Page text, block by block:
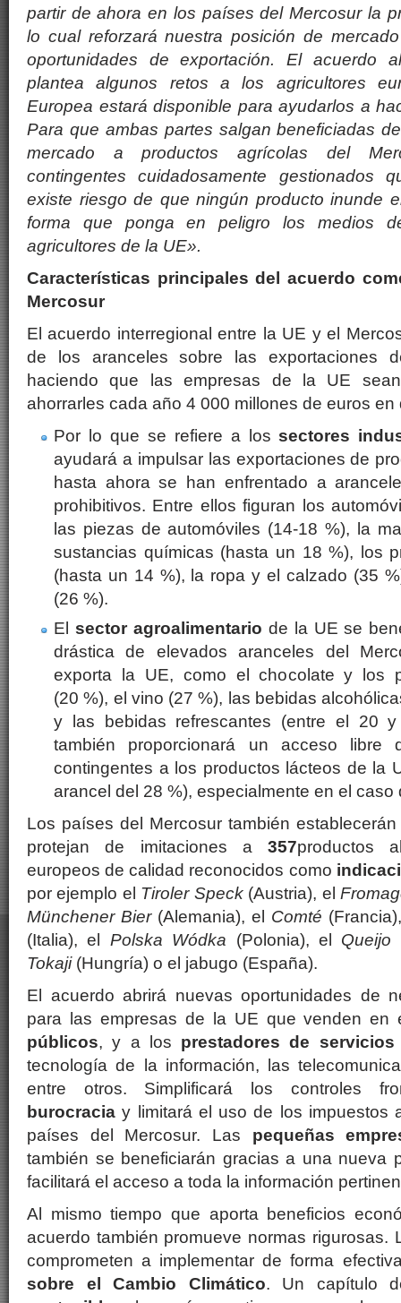
partir de ahora en los países del Mercosur la
lo cual reforzará nuestra posición de
oportunidades de exportación. El acuerdo
plantea algunos retos a los agricultores
Europea estará disponible para ayudarlos a
Para que ambas partes salgan beneficiadas
mercado a productos agrícolas del
contingentes cuidadosamente gestionados
existe riesgo de que ningún producto inunde
forma que ponga en peligro los medios
agricultores de la UE».
Características principales del acuerdo
Mercosur
El acuerdo interregional entre la UE y el
de los aranceles sobre las exportaciones
haciendo que las empresas de la UE
ahorrarles cada año 4 000 millones de euros
Por lo que se refiere a lossectores
ayudará a impulsar las exportaciones de
hasta ahora se han enfrentado a
prohibitivos. Entre ellos figuran los
las piezas de automóviles (14-18 %), la
sustancias químicas (hasta un 18 %), los
(hasta un 14 %), la ropa y el calzado (35
(26 %).
El sector agroalimentario de la UE se
drástica de elevados aranceles del
exporta la UE, como el chocolate y los
(20 %), el vino (27 %), las bebidas
y las bebidas refrescantes (entre el 20
también proporcionará un acceso libre
contingentes a los productos lácteos de la
arancel del 28 %), especialmente en el caso
Los países del Mercosur también
protejan de imitaciones a357productos
europeos de calidad reconocidos como
por ejemplo el Tiroler Speck(Austria), el
Münchener Bier(Alemania), el Comté
(Italia), el Polska Wódka (Polonia), el Queijo
Tokaji(Hungría) o el jabugo (España).
El acuerdo abrirá nuevas oportunidades de
para las empresas de la UE que venden
públicos, y a los prestadores de servicios
tecnología de la información, las
entre otros. Simplificará los controles
burocracia y limitará el uso de los impuestos
países del Mercosur. Las pequeñas
también se beneficiarán gracias a una nueva
facilitará el acceso a toda la información
Al mismo tiempo que aporta beneficios
acuerdo también promueve normas rigurosas.
comprometen a implementar de forma
sobre el Cambio Climático. Un capítulo